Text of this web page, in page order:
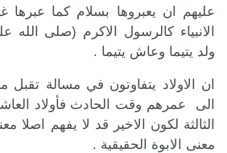
عليهم ان يعبروها بسلام كما عبرها
الانبياء كالرسول الاكرم (صلى الله
ولد يتيما وعاش يتيما .
ان الاولاد يتفاوتون في مسالة تقبل
الى عمرهم وقت الحادث فأولاد
الثالثة لكون الاخير قد لا يفهم اصلا
معنى الابوة الحقيقية .